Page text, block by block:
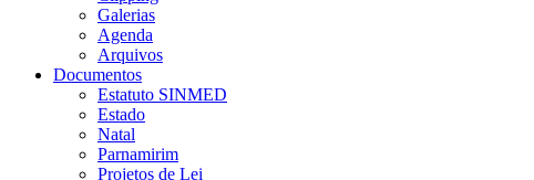
Galerias
Agenda
Arquivos
Documentos
Estatuto SINMED
Estado
Natal
Parnamirim
Projetos de Lei